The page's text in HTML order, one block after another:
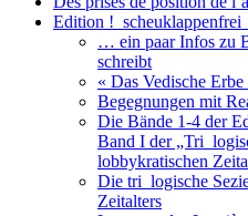
Edition
… ein paar Infos zu
schreibt
« Das Vedische Erbe
Begegnungen mit
Die Bände 1-4 der
Band I der
lobbykratischen
Die tri_logische
Zeitalters